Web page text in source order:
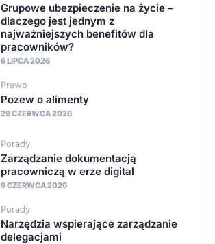
Grupowe ubezpieczenie na życie –
dlaczego jest jednym z
najważniejszych benefitów dla
pracowników?
6 LIPCA 2026
Prawo
Pozew o alimenty
29 CZERWCA 2026
Porady
Zarządzanie dokumentacją
pracowniczą w erze digital
9 CZERWCA 2026
Porady
Narzędzia wspierające zarządzanie
delegacjami